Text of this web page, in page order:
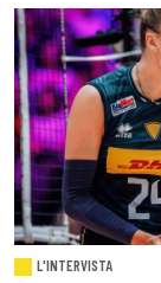
L'INTERVISTA